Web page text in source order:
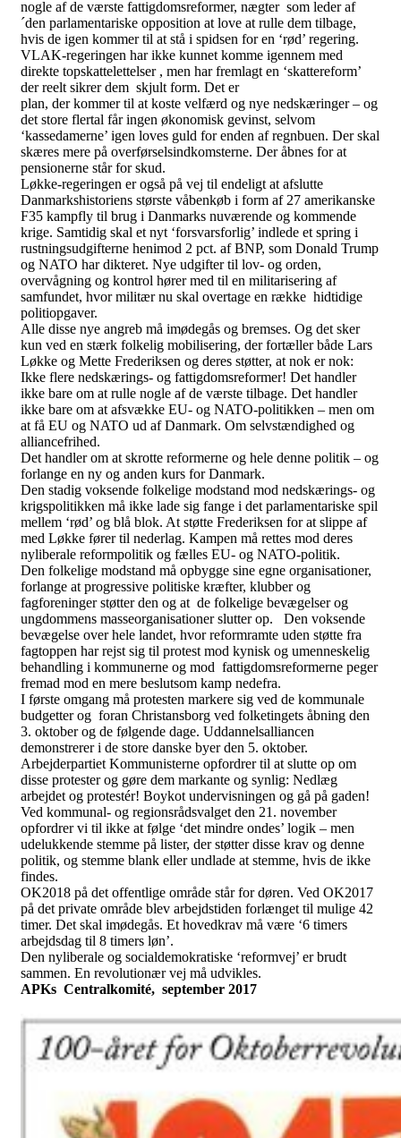
nogle af de værste fattigdomsreformer, nægter som leder af
´den parlamentariske opposition at love at rulle dem tilbage,
hvis de igen kommer til at stå i spidsen for en ‘rød’ regering.
VLAK-regeringen har ikke kunnet komme igennem med
direkte topskattelettelser , men har fremlagt en ‘skattereform’
der reelt sikrer dem skjult form. Det er
plan, der kommer til at koste velfærd og nye nedskæringer – og
det store flertal får ingen økonomisk gevinst, selvom
‘kassedamerne’ igen loves guld for enden af regnbuen. Der skal
skæres mere på overførselsindkomsterne. Der åbnes for at
pensionerne står for skud.
Løkke-regeringen er også på vej til endeligt at afslutte
Danmarkshistoriens største våbenkøb i form af 27 amerikanske
F35 kampfly til brug i Danmarks nuværende og kommende
krige. Samtidig skal et nyt ‘forsvarsforlig’ indlede et spring i
rustningsudgifterne henimod 2 pct. af BNP, som Donald Trump
og NATO har dikteret. Nye udgifter til lov- og orden,
overvågning og kontrol hører med til en militarisering af
samfundet, hvor militær nu skal overtage en række hidtidige
politiopgaver.
Alle disse nye angreb må imødegås og bremses. Og det sker
kun ved en stærk folkelig mobilisering, der fortæller både Lars
Løkke og Mette Frederiksen og deres støtter, at nok er nok:
Ikke flere nedskærings- og fattigdomsreformer! Det handler
ikke bare om at rulle nogle af de værste tilbage. Det handler
ikke bare om at afsvække EU- og NATO-politikken – men om
at få EU og NATO ud af Danmark. Om selvstændighed og
alliancefrihed.
Det handler om at skrotte reformerne og hele denne politik – og
forlange en ny og anden kurs for Danmark.
Den stadig voksende folkelige modstand mod nedskærings- og
krigspolitikken må ikke lade sig fange i det parlamentariske spil
mellem ‘rød’ og blå blok. At støtte Frederiksen for at slippe af
med Løkke fører til nederlag. Kampen må rettes mod deres
nyliberale reformpolitik og fælles EU- og NATO-politik.
Den folkelige modstand må opbygge sine egne organisationer,
forlange at progressive politiske kræfter, klubber og
fagforeninger støtter den og at de folkelige bevægelser og
ungdommens masseorganisationer slutter op. Den voksende
bevægelse over hele landet, hvor reformramte uden støtte fra
fagtoppen har rejst sig til protest mod kynisk og umenneskelig
behandling i kommunerne og mod fattigdomsreformerne peger
fremad mod en mere beslutsom kamp nedefra.
I første omgang må protesten markere sig ved de kommunale
budgetter og foran Christansborg ved folketingets åbning den
3. oktober og de følgende dage. Uddannelsalliancen
demonstrerer i de store danske byer den 5. oktober.
Arbejderpartiet Kommunisterne opfordrer til at slutte op om
disse protester og gøre dem markante og synlig: Nedlæg
arbejdet og protestér! Boykot undervisningen og gå på gaden!
Ved kommunal- og regionsrådsvalget den 21. november
opfordrer vi til ikke at følge ‘det mindre ondes’ logik – men
udelukkende stemme på lister, der støtter disse krav og denne
politik, og stemme blank eller undlade at stemme, hvis de ikke
findes.
OK2018 på det offentlige område står for døren. Ved OK2017
på det private område blev arbejdstiden forlænget til mulige 42
timer. Det skal imødegås. Et hovedkrav må være ‘6 timers
arbejdsdag til 8 timers løn’.
Den nyliberale og socialdemokratiske ‘reformvej’ er brudt
sammen. En revolutionær vej må udvikles.
APKs Centralkomité, september 2017